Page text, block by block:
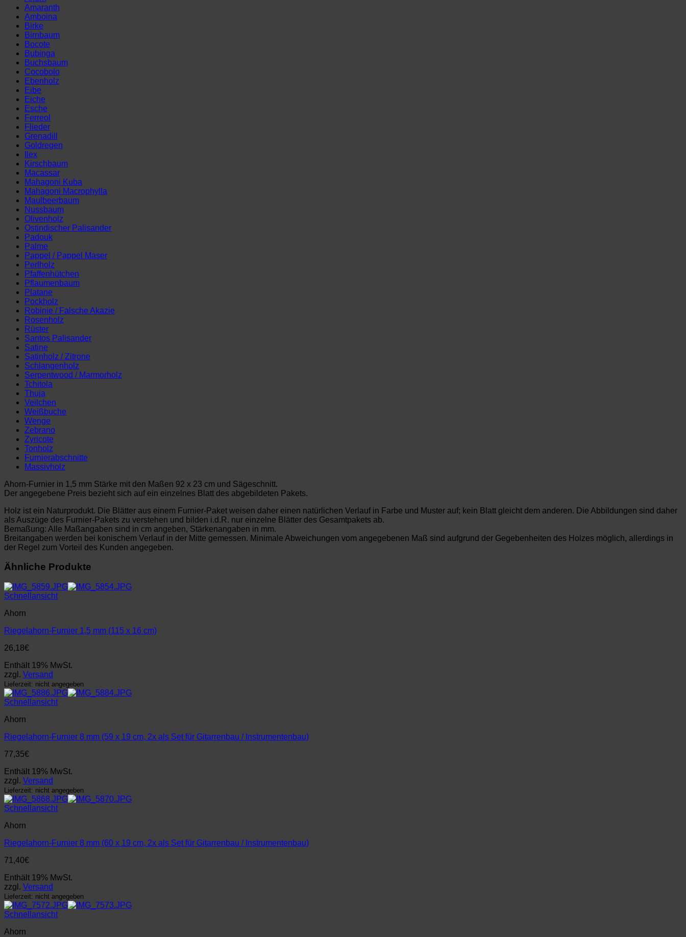
cm)
Menge
Amaranth
Amboina
Birke
Birnbaum
Bocote
Bubinga
Buchsbaum
Cocobolo
Ebenholz
Eibe
Eiche
Esche
Ferreol
Flieder
Grenadill
Goldregen
Ilex
Kirschbaum
Macassar
Mahagoni Kuba
Mahagoni Macrophylla
Maulbeerbaum
Nussbaum
Olivenholz
Ostindischer Palisander
Padouk
Palme
Pappel / Pappel Maser
Perlholz
Pfaffenhütchen
Pflaumenbaum
Platane
Pockholz
Robinie / Falsche Akazie
Rosenholz
Rüster
Santos Palisander
Satine
Satinholz / Zitrone
Schlangenholz
Serpentwood / Marmorholz
Tchitola
Thuja
Veilchen
Weißbuche
Wenge
Zebrano
Zyricote
Tonholz
Furnierabschnitte
Massivholz
Ahorn-Furnier in 1,5 mm Stärke mit den Maßen 92 x 23 cm und Sägeschnitt.
Der angegebene Preis bezieht sich auf ein einzelnes Blatt des abgebildeten Pakets.
Holz ist ein Naturprodukt. Die Blätter aus einem Furnier-Paket weisen daher einen natürlichen Verlauf in Farbe und Muster auf; kein Blatt gleicht dem anderen. Die Abbildungen sind daher
als Auszüge des Furnier-Pakets zu verstehen und bilden i.d.R. nur einzelne Blätter des Gesamtpakets ab.
Bemaßung: Alle Maßangaben sind in cm angeben, Stärkenangaben in mm.
Breitangaben werden bei konischem Verlauf in der Mitte gemessen. Minimale Abweichungen vom angegebenen Maß sind aufgrund der Gegebenheiten des Holzes möglich, allerdings in
der Regel zum Vorteil des Kunden angegeben.
Ähnliche Produkte
Schnellansicht
Ahorn
Riegelahorn-Furnier 1,5 mm (115 x 16 cm)
26,18€
Enthält 19% MwSt.
zzgl. Versand
Lieferzeit: nicht angegeben
Schnellansicht
Ahorn
Riegelahorn-Furnier 8 mm (59 x 19 cm, 2x als Set für Gitarrenbau / Instrumentenbau)
77,35€
Enthält 19% MwSt.
zzgl. Versand
Lieferzeit: nicht angegeben
Schnellansicht
Ahorn
Riegelahorn-Furnier 8 mm (60 x 19 cm, 2x als Set für Gitarrenbau / Instrumentenbau)
71,40€
Enthält 19% MwSt.
zzgl. Versand
Lieferzeit: nicht angegeben
Schnellansicht
Ahorn